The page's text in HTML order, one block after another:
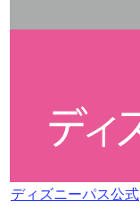
ディズニーパス公式